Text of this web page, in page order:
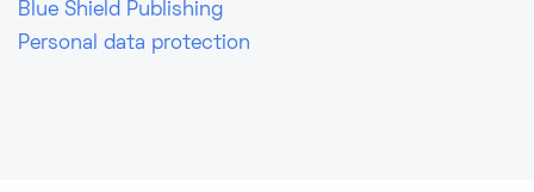
Blue Shield Publishing
Personal data protection